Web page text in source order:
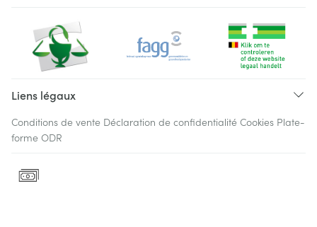
Liens légaux
Conditions de vente Déclaration de confidentialité Cookies Plate-
forme ODR